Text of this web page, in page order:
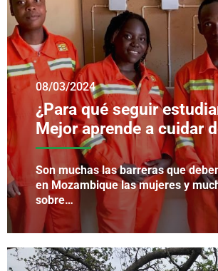
08/03/2024
¿Para qué seguir
Mejor aprende a cuidar
Son muchas las barreras que
en Mozambique las mujeres y
sobre…